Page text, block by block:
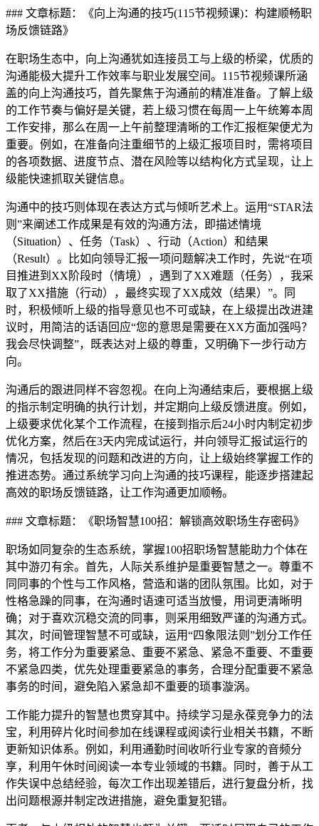
### 文章标题：《向上沟通的技巧(115节视频课)：构建顺畅职
场反馈链路》
在职场生态中，向上沟通犹如连接员工与上级的桥梁，优质的
沟通能极大提升工作效率与职业发展空间。115节视频课所涵
盖的向上沟通技巧，首先聚焦于沟通前的精准准备。了解上级
的工作节奏与偏好是关键，若上级习惯在每周一上午统筹本周
工作安排，那么在周一上午前整理清晰的工作汇报框架便尤为
重要。例如，在准备向注重细节的上级汇报项目时，需将项目
的各项数据、进度节点、潜在风险等以结构化方式呈现，让上
级能快速抓取关键信息。
沟通中的技巧则体现在表达方式与倾听艺术上。运用“STAR法
则”来阐述工作成果是有效的沟通方法，即描述情境
（Situation）、任务（Task）、行动（Action）和结果
（Result）。比如向领导汇报一项问题解决工作时，先说“在项
目推进到XX阶段时（情境），遇到了XX难题（任务），我采
取了XX措施（行动），最终实现了XX成效（结果）”。同
时，积极倾听上级的指导意见也不可或缺，在上级提出改进建
议时，用简洁的话语回应“您的意思是需要在XX方面加强吗？
我会尽快调整”，既表达对上级的尊重，又明确下一步行动方
向。
沟通后的跟进同样不容忽视。在向上沟通结束后，要根据上级
的指示制定明确的执行计划，并定期向上级反馈进度。例如，
上级要求优化某个工作流程，在接到指示后24小时内制定初步
优化方案，然后在3天内完成试运行，并向领导汇报试运行的
情况，包括发现的问题和改进的方向，让上级始终掌握工作的
推进态势。通过系统学习向上沟通的技巧课程，能逐步搭建起
高效的职场反馈链路，让工作沟通更加顺畅。
### 文章标题：《职场智慧100招：解锁高效职场生存密码》
职场如同复杂的生态系统，掌握100招职场智慧能助力个体在
其中游刃有余。首先，人际关系维护是重要智慧之一。尊重不
同同事的个性与工作风格，营造和谐的团队氛围。比如，对于
性格急躁的同事，在沟通时语速可适当放慢，用词更清晰明
确；对于喜欢沉稳交流的同事，则采用细致严谨的沟通方式。
其次，时间管理智慧不可或缺，运用“四象限法则”划分工作任
务，将工作分为重要紧急、重要不紧急、紧急不重要、不重要
不紧急四类，优先处理重要紧急的事务，合理分配重要不紧急
事务的时间，避免陷入紧急却不重要的琐事漩涡。
工作能力提升的智慧也贯穿其中。持续学习是永葆竞争力的法
宝，利用碎片化时间参加在线课程或阅读行业相关书籍，不断
更新知识体系。例如，利用通勤时间收听行业专家的音频分
享，利用午休时间阅读一本专业领域的书籍。同时，善于从工
作失误中总结经验，每次工作出现差错后，进行复盘分析，找
出问题根源并制定改进措施，避免重复犯错。